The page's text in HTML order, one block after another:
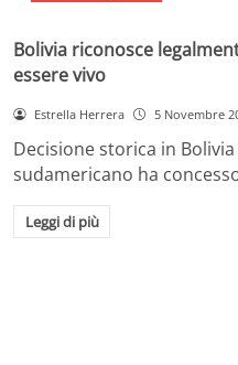
Bolivia riconosce
essere vivo
Estrella Herrera 5 Novembre
Decisione storica in
sudamericano ha
Leggi di più